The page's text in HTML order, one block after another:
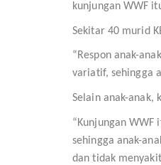
kunjungan WWF
Sekitar 40 murid
“Respon anak-
variatif, sehingga
Selain anak-anak,
“Kunjungan
sehingga anak-
dan tidak